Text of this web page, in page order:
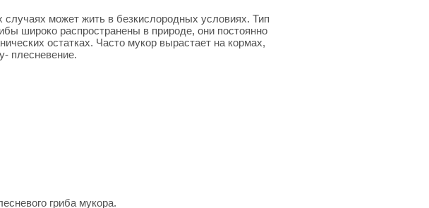
может жить в безкислородных условиях. Тип
широко распространены в природе, они постоянно
остатках. Часто мукор вырастает на кормах,
плесневение.
гриба мукора.